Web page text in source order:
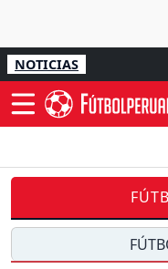
NOTICIAS